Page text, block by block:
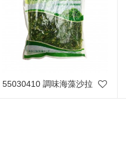
55030410 調味海藻沙拉